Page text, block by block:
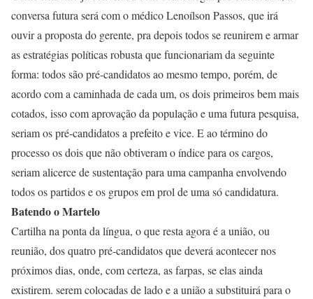
conversa futura será com o médico Lenoílson Passos, que irá
ouvir a proposta do gerente, pra depois todos se reunirem e armar
as estratégias políticas robusta que funcionariam da seguinte
forma: todos são pré-candidatos ao mesmo tempo, porém, de
acordo com a caminhada de cada um, os dois primeiros bem mais
cotados, isso com aprovação da população e uma futura pesquisa,
seriam os pré-candidatos a prefeito e vice. E ao término do
processo os dois que não obtiveram o índice para os cargos,
seriam alicerce de sustentação para uma campanha envolvendo
todos os partidos e os grupos em prol de uma só candidatura.
Batendo o Martelo
Cartilha na ponta da língua, o que resta agora é a união, ou
reunião, dos quatro pré-candidatos que deverá acontecer nos
próximos dias, onde, com certeza, as farpas, se elas ainda
existirem. serem colocadas de lado e a união a substituirá para o